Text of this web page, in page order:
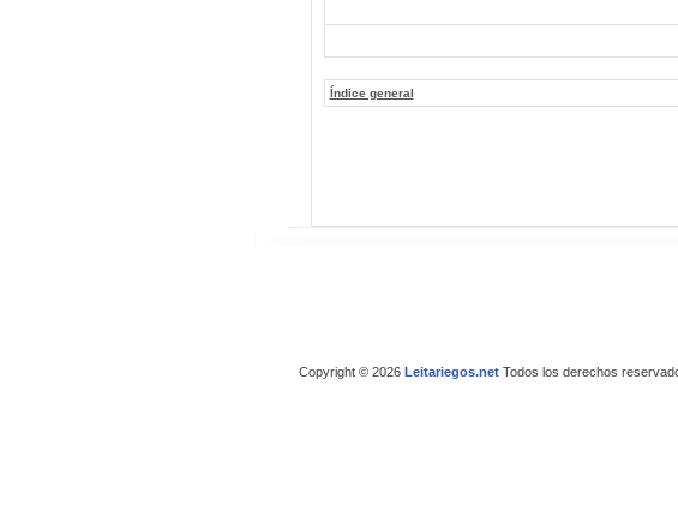
Índice general
Copyright © 2026 Leitariegos.netTodos los derechos